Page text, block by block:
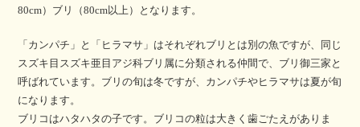
80cm）ブリ（80cm以上）となります。
「カンパチ」と「ヒラマサ」はそれぞれブリとは別の魚ですが、同じ
スズキ目スズキ亜目アジ科ブリ属に分類される仲間で、ブリ御三家と
呼ばれています。ブリの旬は冬ですが、カンパチやヒラマサは夏が旬
になります。
ブリコはハタハタの子です。ブリコの粒は大きく歯ごたえがありま